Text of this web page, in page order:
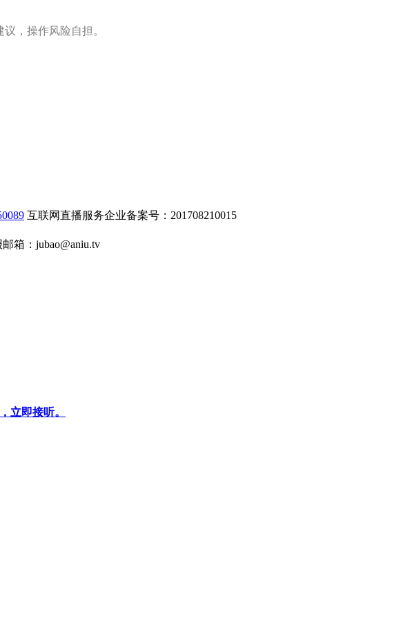
，操作风险自担。
互联网直播服务企业备案号：201708210015
箱： jubao@aniu.tv
立即接听。